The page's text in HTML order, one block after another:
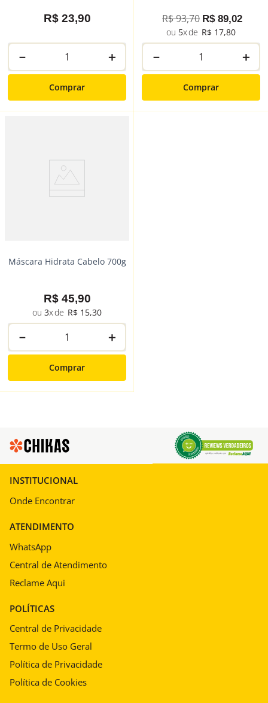
R$ 23,90
＋
－
Comprar
R$93,70 R$ 89,02
5
R$ 17,80
＋
－
Comprar
Máscara Hidrata Cabelo 700g
R$ 45,90
3 R$ 15,30
＋
－
Comprar
INSTITUCIONAL
Onde Encontrar
ATENDIMENTO
WhatsApp
Central de Atendimento
Reclame Aqui
POLÍTICAS
Central de Privacidade
Termo de Uso Geral
Política de Privacidade
Política de Cookies